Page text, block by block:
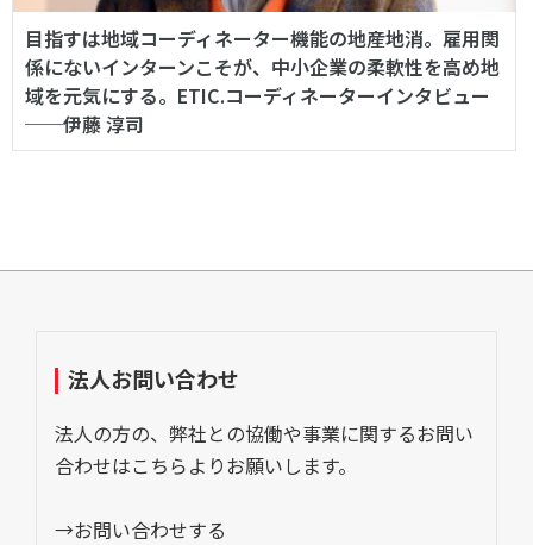
目指すは地域コーディネーター機能の地産地消。雇用関
係にないインターンこそが、中小企業の柔軟性を高め地
域を元気にする。ETIC.コーディネーターインタビュー
──伊藤 淳司
法人お問い合わせ
法人の方の、弊社との協働や事業に関するお問い
合わせはこちらよりお願いします。
→お問い合わせする